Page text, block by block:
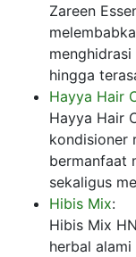
Zareen
hingga
Hayya Hair
Hayya Hair
kondisioner
bermanfaat
sekaligus
Hibis Mix:
Hibis Mix
herbal